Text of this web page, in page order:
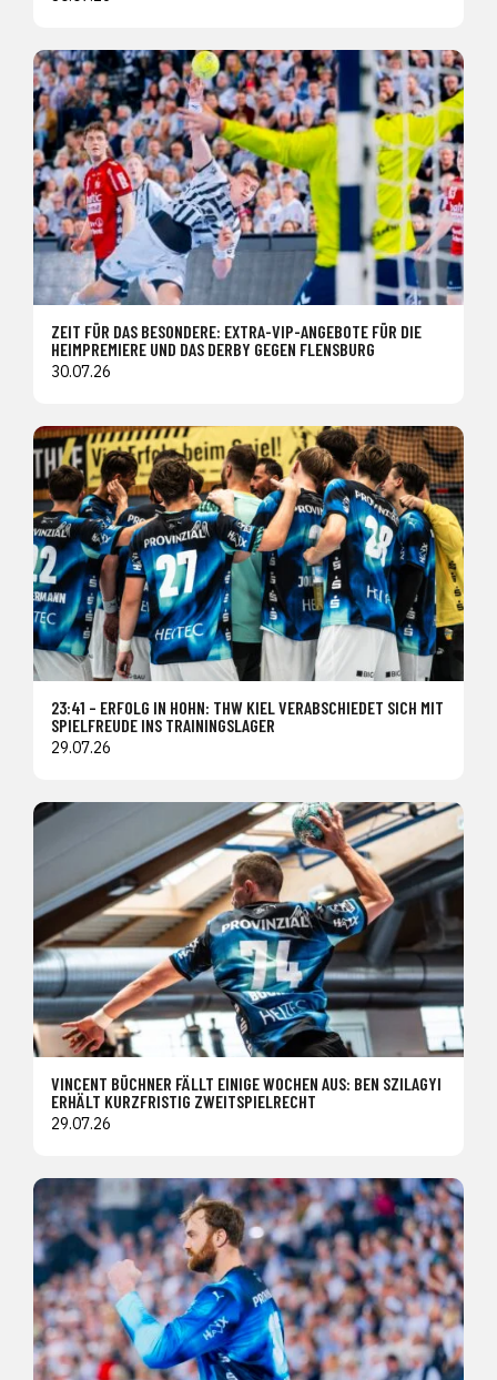
ZEIT FÜR DAS BESONDERE: EXTRA-VIP-ANGEBOTE FÜR DIE
HEIMPREMIERE UND DAS DERBY GEGEN FLENSBURG
30.07.26
23:41 – ERFOLG IN HOHN: THW KIEL VERABSCHIEDET SICH MIT
SPIELFREUDE INS TRAININGSLAGER
29.07.26
VINCENT BÜCHNER FÄLLT EINIGE WOCHEN AUS: BEN SZILAGYI
ERHÄLT KURZFRISTIG ZWEITSPIELRECHT
29.07.26